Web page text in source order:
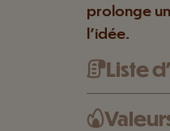
prolonge
l’idée.
Liste